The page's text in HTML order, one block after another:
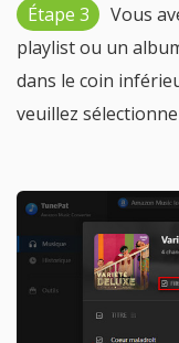
Étape 3
Vous
playlist ou un
dans le coin
veuillez